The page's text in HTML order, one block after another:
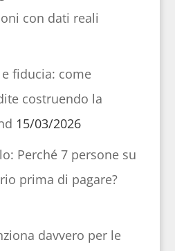
con dati reali
fiducia: come
costruendo la
15/03/2026
Perché 7 persone su
prima di pagare?
davvero per le